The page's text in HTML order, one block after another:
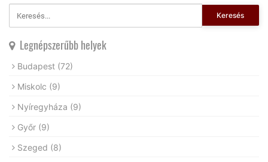
Keresés
Legnépszerűbb helyek
Budapest (72)
Miskolc (9)
Nyíregyháza (9)
Győr (9)
Szeged (8)